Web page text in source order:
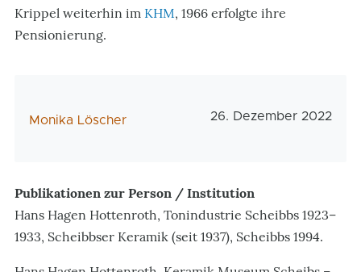
Krippel weiterhin im KHM, 1966 erfolgte ihre
Pensionierung.
AutorIn
Monika Löscher 26. Dezember 2022
Publikationen zur Person / Institution
Hans Hagen Hottenroth, Tonindustrie Scheibbs 1923–
1933, Scheibbser Keramik (seit 1937), Scheibbs 1994.